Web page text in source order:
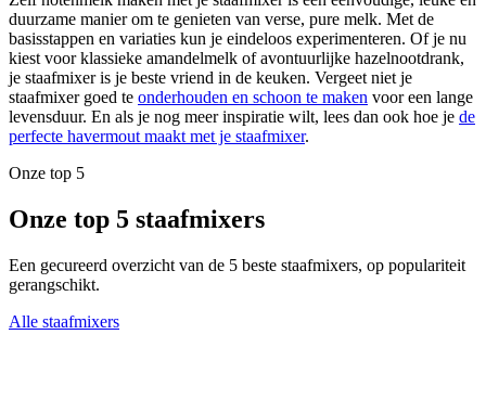
duurzame manier om te genieten van verse, pure melk. Met de
basisstappen en variaties kun je eindeloos experimenteren. Of je nu
kiest voor klassieke amandelmelk of avontuurlijke hazelnootdrank,
je staafmixer is je beste vriend in de keuken. Vergeet niet je
staafmixer goed te onderhouden en schoon te maken voor een lange
levensduur. En als je nog meer inspiratie wilt, lees dan ook hoe je de
perfecte havermout maakt met je staafmixer.
Onze top 5
Onze top 5 staafmixers
Een gecureerd overzicht van de 5 beste staafmixers, op populariteit
gerangschikt.
Alle staafmixers